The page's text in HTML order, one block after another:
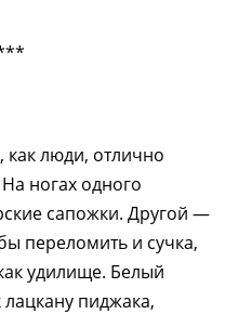
люди, отлично
ногах одного
сапожки. Другой —
переломить и сучка,
удилище. Белый
пиджака,